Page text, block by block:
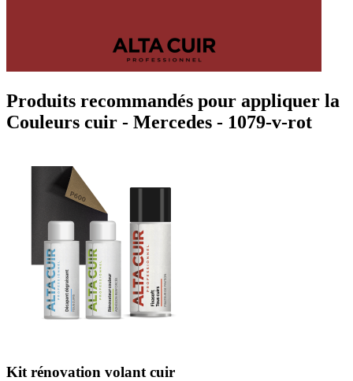
Produits recommandés pour appliquer la
Couleurs cuir - Mercedes - 1079-v-rot
Kit rénovation volant cuir